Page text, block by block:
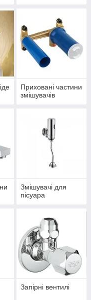
Приховані частини
змішувачів
Змішувачі для
пісуара
Запірні вентилі